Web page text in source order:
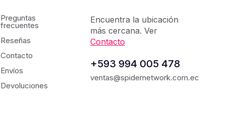
Preguntas
frecuentes
Reseñas
Contacto
Envíos
Devoluciones
Encuentra la ubicación
más cercana. Ver
Contacto
+593 994 005 478
ventas@spidernetwork.com.ec